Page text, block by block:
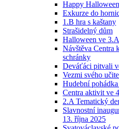
Happy
Exkurze do
1.B hra s kaštany
Strašidelný dům
Halloween ve 3.A
Návštěva Centra
schránky
Deváťáci pitvali
Vezmi svého
Hudební
Centra aktivit ve
2.A Tematický
Slavnostní
13. října 2025